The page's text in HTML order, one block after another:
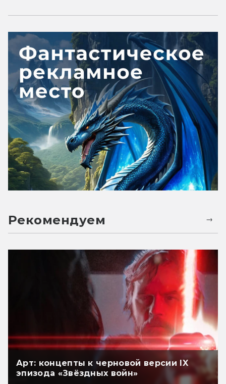
Рекомендуем
Арт: концепты к черновой версии IX
эпизода «Звёздных войн»